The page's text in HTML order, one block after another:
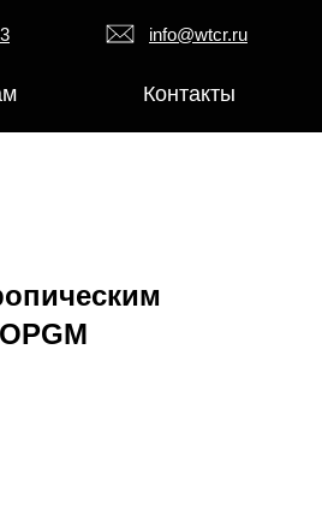
info@wtcr.ru
Контакты